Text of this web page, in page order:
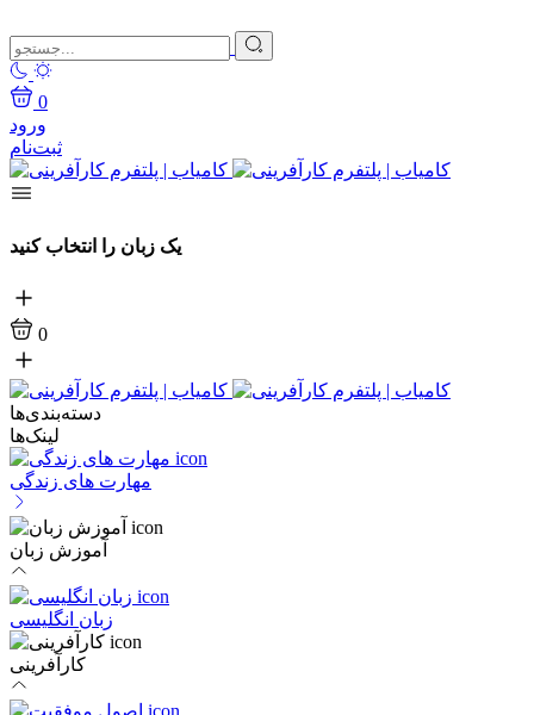
0
ورود
ثبت‌نام
یک زبان را انتخاب کنید
0
دسته‌بندی‌ها
لینک‌ها
مهارت های زندگی
آموزش زبان
زبان انگلیسی
کارآفرینی